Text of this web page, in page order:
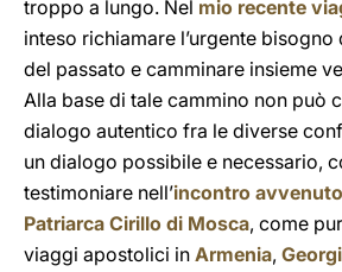
troppo a lungo. Nel mio recente
inteso richiamare l’urgente
del passato e camminare insieme
Alla base di tale cammino non può
dialogo autentico fra le diverse
un dialogo possibile e necessario,
testimoniare nell’incontro
Patriarca Cirillo di Mosca, come
viaggi apostolici in Armenia,